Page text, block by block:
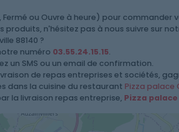
ou Ouvre à heure) pour commander
n'hésitez pas à nous suivre sur
88140 ?
numéro 03.55.24.15.15.
un SMS ou un email de confirmation.
de repas entreprises et sociétés,
dans la cuisine du restaurant Pizza palace
la livraison repas entreprise, Pizza